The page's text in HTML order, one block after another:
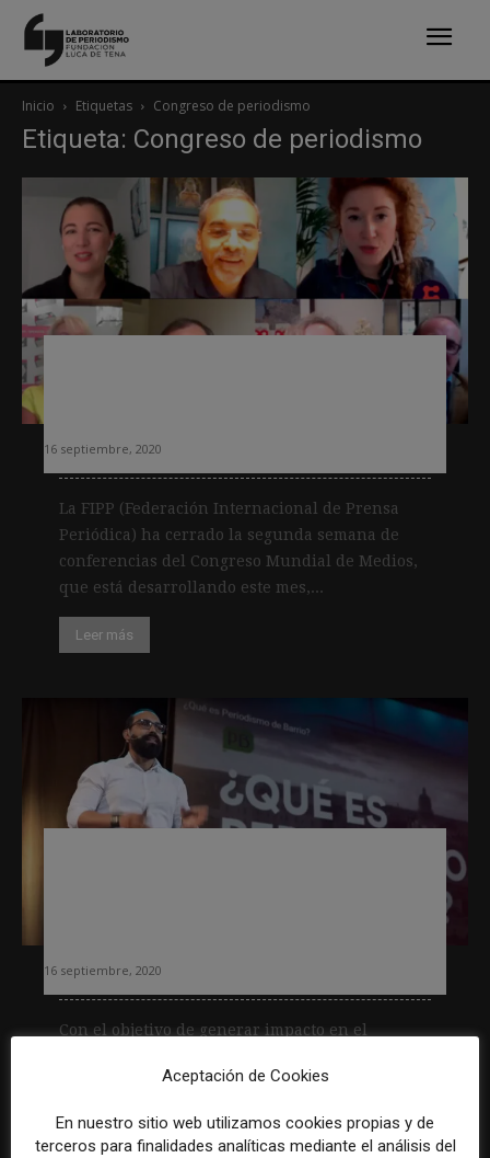
Inicio Etiquetas Congreso de periodismo
Etiqueta: Congreso de periodismo
16 septiembre, 2020
La FIPP (Federación Internacional de Prensa
Periódica) ha cerrado la segunda semana de
conferencias del Congreso Mundial de Medios,
que está desarrollando este mes,...
Leer más
16 septiembre, 2020
Con el objetivo de generar impacto en el
Latina, entre el 16 y 18 de septiembre, de...
Leer más
Aceptación de Cookies
En nuestro sitio web utilizamos cookies propias y de
terceros para finalidades analíticas mediante el análisis del